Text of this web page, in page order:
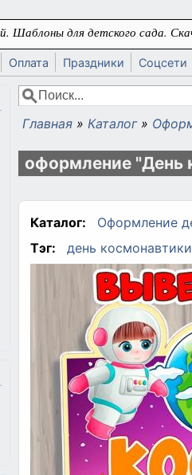
Шаблоны для детского сада.
Оплата Праздники Соцсети
Форма поиска
Поиск
Вы здесь
Главная » Каталог »
оформление "День
Каталог:
Оформление
Тэг:
день космонавтики